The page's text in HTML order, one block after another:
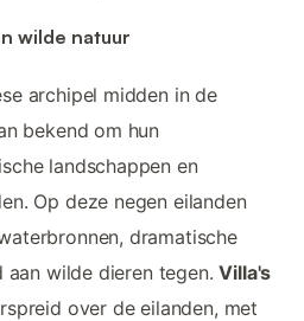
wilde natuur
archipel midden in de
bekend om hun
landschappen en
Op deze negen eilanden
dramatische
aan wilde dieren tegen.Villa's
over de eilanden, met